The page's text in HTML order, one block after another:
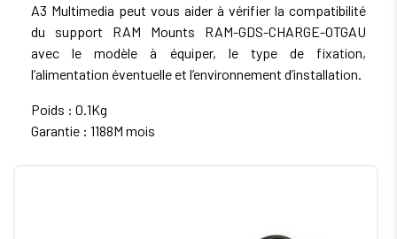
A3 Multimedia peut vous aider à vérifier la compatibilité
du support RAM Mounts RAM-GDS-CHARGE-OTGAU
avec le modèle à équiper, le type de fixation,
l’alimentation éventuelle et l’environnement d’installation.
Poids : 0.1Kg
Garantie : 1188M mois